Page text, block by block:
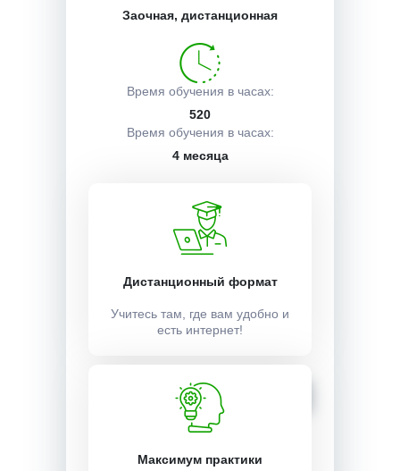
Заочная, дистанционная
Время обучения в часах:
520
Время обучения в часах:
4 месяца
Учебный план:
Получить
Стоимость:
Записаться
Получаемые документы
Условия поступления
Дистанционный формат
Учитесь там, где вам удобно и
есть интернет!
Максимум практики